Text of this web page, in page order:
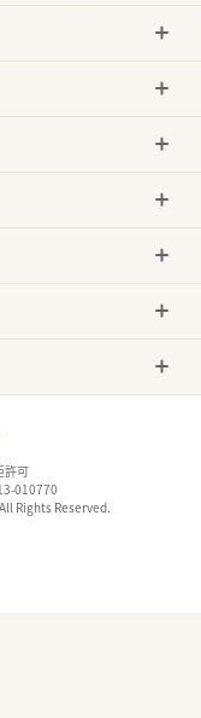
許可
13-010770
Rights Reserved.